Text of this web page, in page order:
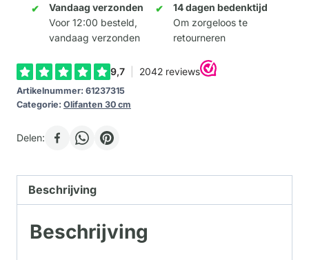
Vandaag verzonden
Voor 12:00 besteld,
vandaag verzonden
14 dagen bedenktijd
Om zorgeloos te
retourneren
Artikelnummer: 61237315
Categorie: Olifanten 30 cm
Delen:
Beschrijving
Beschrijving